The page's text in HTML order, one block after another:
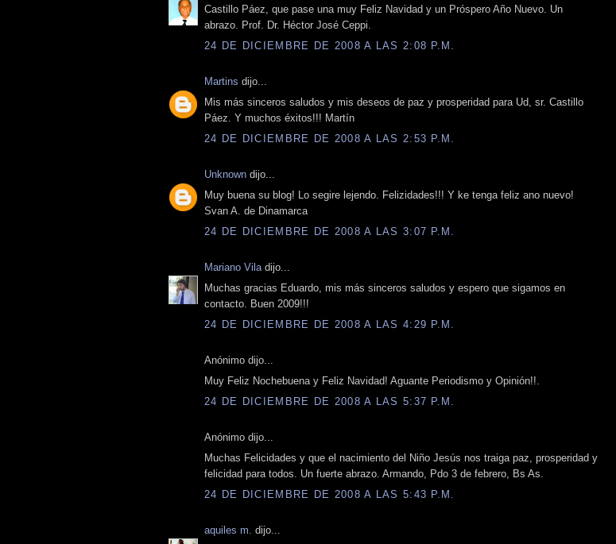
Castillo Páez, que pase una muy Feliz Navidad y un Próspero Año Nuevo. Un
abrazo. Prof. Dr. Héctor José Ceppi.
24 DE DICIEMBRE DE 2008 A LAS 2:08 P.M.
Martins dijo...
Mis más sinceros saludos y mis deseos de paz y prosperidad para Ud, sr. Castillo
Páez. Y muchos éxitos!!! Martín
24 DE DICIEMBRE DE 2008 A LAS 2:53 P.M.
Unknown dijo...
Muy buena su blog! Lo segire lejendo. Felizidades!!! Y ke tenga feliz ano nuevo!
Svan A. de Dinamarca
24 DE DICIEMBRE DE 2008 A LAS 3:07 P.M.
Mariano Vila dijo...
Muchas gracias Eduardo, mis más sinceros saludos y espero que sigamos en
contacto. Buen 2009!!!
24 DE DICIEMBRE DE 2008 A LAS 4:29 P.M.
Anónimo dijo...
Muy Feliz Nochebuena y Feliz Navidad! Aguante Periodismo y Opinión!!.
24 DE DICIEMBRE DE 2008 A LAS 5:37 P.M.
Anónimo dijo...
Muchas Felicidades y que el nacimiento del Niño Jesús nos traiga paz, prosperidad y
felicidad para todos. Un fuerte abrazo. Armando, Pdo 3 de febrero, Bs As.
24 DE DICIEMBRE DE 2008 A LAS 5:43 P.M.
aquiles m. dijo...